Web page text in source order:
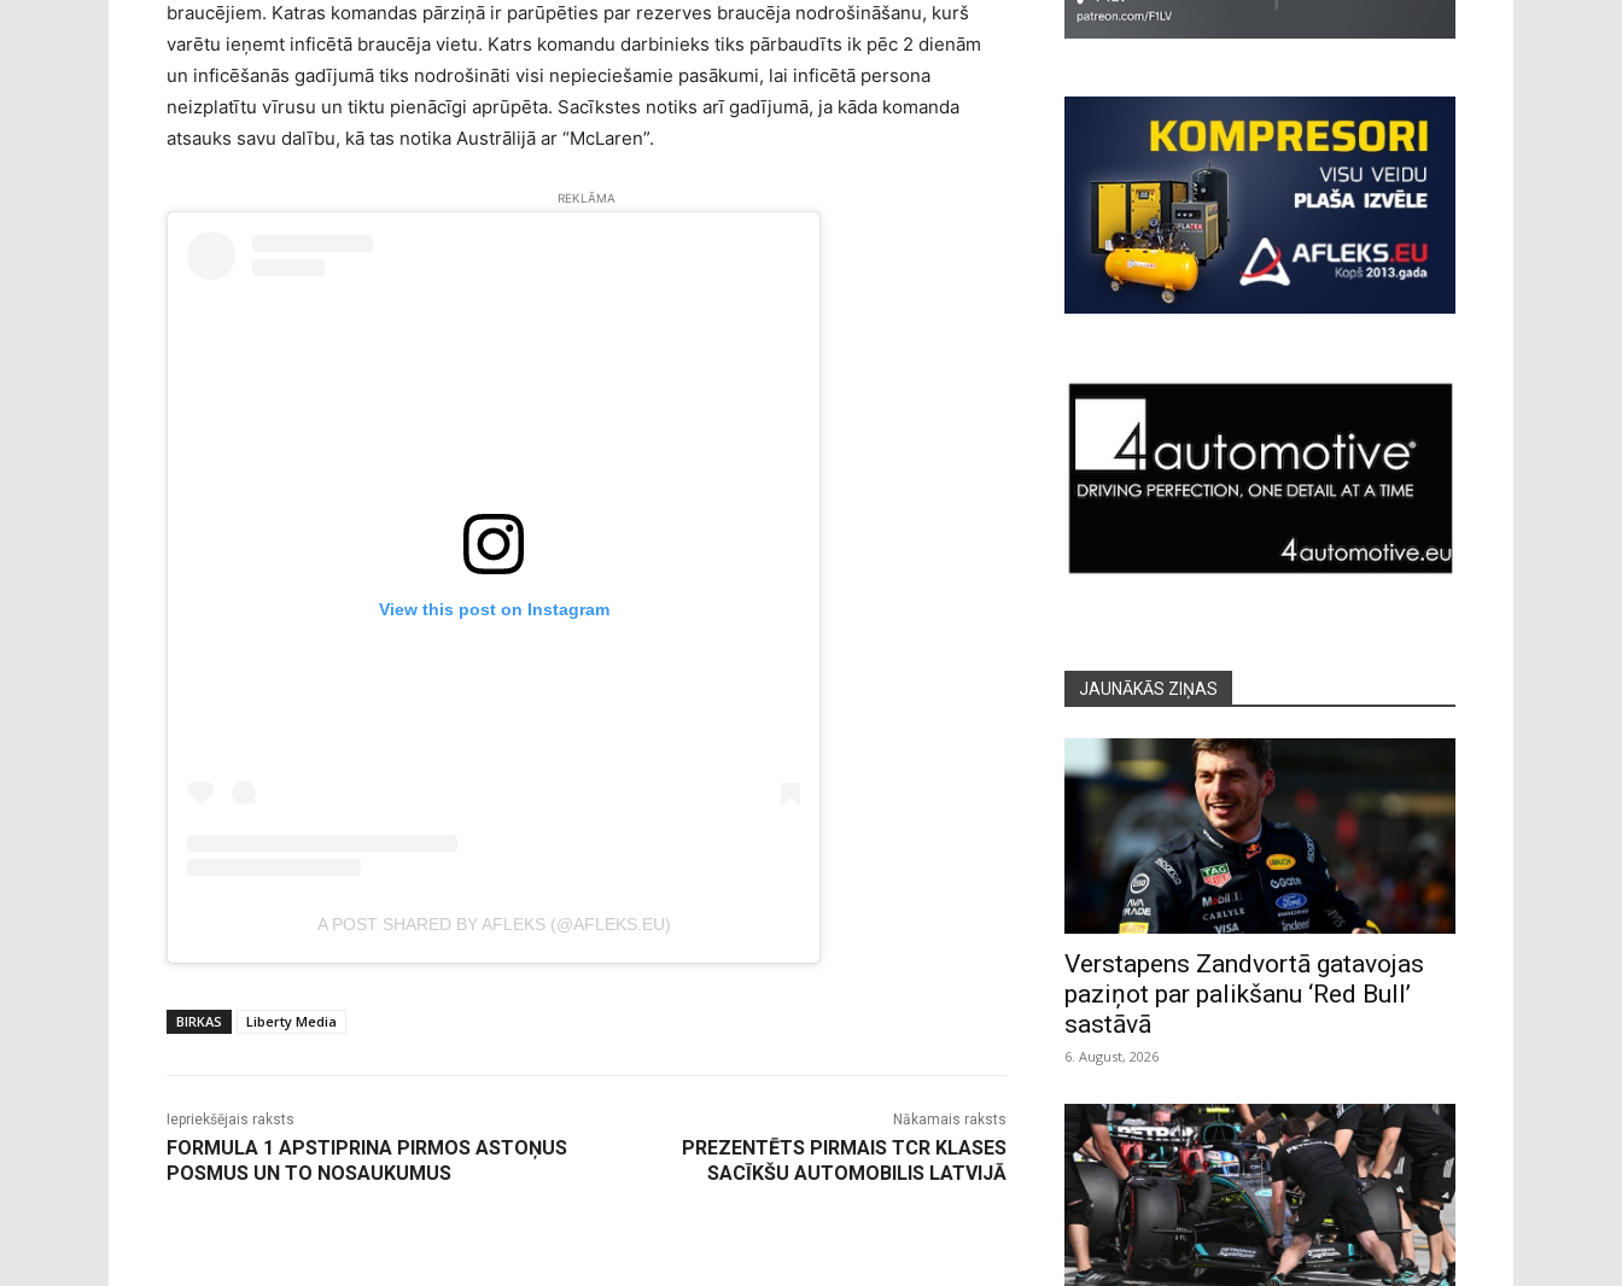
braucējiem. Katras komandas pārziņā ir parūpēties par rezerves braucēja nodrošināšanu, kurš
varētu ieņemt inficētā braucēja vietu. Katrs komandu darbinieks tiks pārbaudīts ik pēc 2 dienām
un inficēšanās gadījumā tiks nodrošināti visi nepieciešamie pasākumi, lai inficētā persona
neizplatītu vīrusu un tiktu pienācīgi aprūpēta. Sacīkstes notiks arī gadījumā, ja kāda komanda
atsauks savu dalību, kā tas notika Austrālijā ar “McLaren”.
REKLĀMA
View this post on Instagram
A POST SHARED BY AFLEKS (@AFLEKS.EU)
BIRKAS Liberty Media
Iepriekšējais raksts
FORMULA 1 APSTIPRINA PIRMOS ASTOŅUS
POSMUS UN TO NOSAUKUMUS
Nākamais raksts
PREZENTĒTS PIRMAIS TCR KLASES
SACĪKŠU AUTOMOBILIS LATVIJĀ
JAUNĀKĀS ZIŅAS
Verstapens Zandvortā gatavojas
paziņot par palikšanu ‘Red Bull’
sastāvā
6. August, 2026